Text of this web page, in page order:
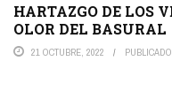
HARTAZGO DE LOS
OLOR DEL BASURAL
21 OCTUBRE, 2022